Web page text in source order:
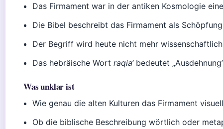
Das Firmament war in der antiken Kosmologie
Die Bibel beschreibt das Firmament als
Der Begriff wird heute nicht mehr
Das hebräische Wortraqia‘bedeutet
Was unklar ist
Wie genau die alten Kulturen das Firmament
Ob die biblische Beschreibung wörtlich oder